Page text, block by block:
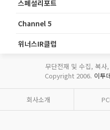
스페셜리포트
Channel 5
위너스IR클럽
무단전재 및 수집, 복사
Copyright 2006. 이투
회사소개